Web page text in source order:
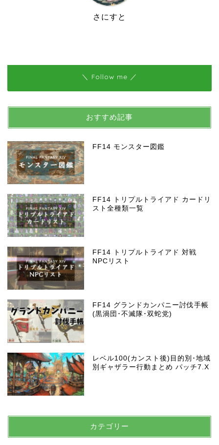
さにすと
＼ Follow me ／
おすすめ記事
FF14 モンスター図鑑
FF14 トリプルトライアド カードリ
スト全種類一覧
FF14 トリプルトライアド 対戦
NPCリスト
FF14 グランドカンパニー討伐手帳
(黒渦団･不滅隊･双蛇党)
レベル100(カンスト後)目的別･地域
別ギャザラー行動まとめ パッチ7.X
カテゴリー